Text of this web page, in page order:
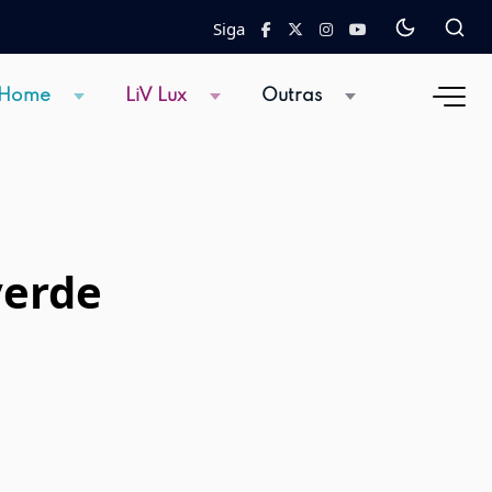
Siga
LiV Lux Outras